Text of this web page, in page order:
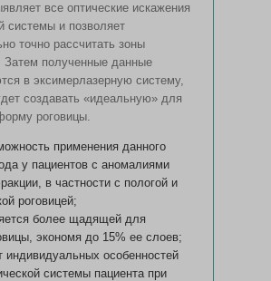
все оптические искажения
системы и позволяет
точно рассчитать зоны
Затем полученные данные
в эксимерлазерную систему,
создавать «идеальную» для
роговицы.
применения данного
у пациентов с аномалиями
в частности с пологой и
роговицей;
более щадящей для
экономя до 15% ее слоев;
индивидуальных особенностей
системы пациента при